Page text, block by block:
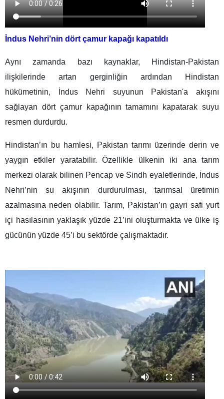
İndus Nehri’nin dört çamur kapağı kapatıldı
Aynı zamanda bazı kaynaklar, Hindistan-Pakistan
ilişkilerinde artan gerginliğin ardından Hindistan
hükümetinin, İndus Nehri suyunun Pakistan'a akışını
sağlayan dört çamur kapağının tamamını kapatarak suyu
resmen durdurdu.
Hindistan’ın bu hamlesi, Pakistan tarımı üzerinde derin ve
yaygın etkiler yaratabilir. Özellikle ülkenin iki ana tarım
merkezi olarak bilinen Pencap ve Sindh eyaletlerinde, İndus
Nehri’nin su akışının durdurulması, tarımsal üretimin
azalmasına neden olabilir. Tarım, Pakistan’ın gayri safi yurt
içi hasılasının yaklaşık yüzde 21’ini oluşturmakta ve ülke iş
gücünün yüzde 45’i bu sektörde çalışmaktadır.